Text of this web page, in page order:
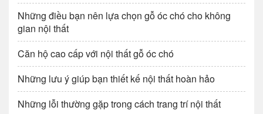
Những điều bạn nên lựa chọn gỗ óc chó cho không
gian nội thất
Căn hộ cao cấp với nội thất gỗ óc chó
Những lưu ý giúp bạn thiết kế nội thất hoàn hảo
Những lỗi thường gặp trong cách trang trí nội thất